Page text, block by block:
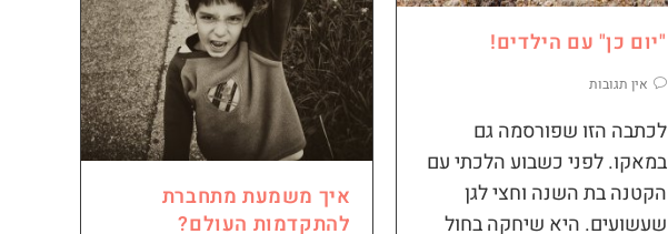
"יום כן" עם הילדים!
אין תגובות
לכתבה הזו שפורסמה גם
במאקו. לפני כשבוע הלכתי עם
הקטנה בת השנה וחצי לגן
שעשועים. היא שיחקה בחול
איך משמעת מתחברת
להתקדמות העולם?